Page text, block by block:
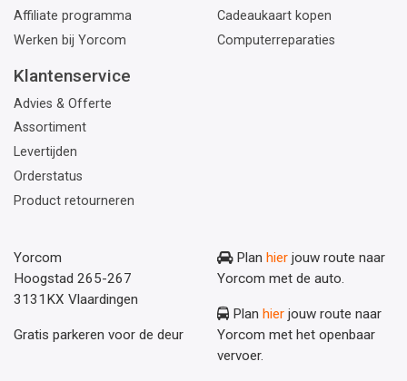
Affiliate programma
Werken bij Yorcom
Cadeaukaart kopen
Computerreparaties
Klantenservice
Advies & Offerte
Assortiment
Levertijden
Orderstatus
Product retourneren
Yorcom
Hoogstad 265-267
3131KX Vlaardingen
Gratis parkeren voor de deur
Plan hier jouw route naar
Yorcom met de auto.
Plan hier jouw route naar
Yorcom met het openbaar
vervoer.